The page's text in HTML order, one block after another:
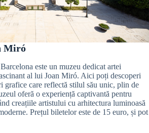
Miró
este un muzeu dedicat artei
al lui Joan Miró. Aici poți descoperi
grafice care reflectă stilul său unic, plin de
oferă o experiență captivantă pentru
creațiile artistului cu arhitectura luminoasă
Prețul biletelor este de 15 euro, și pot